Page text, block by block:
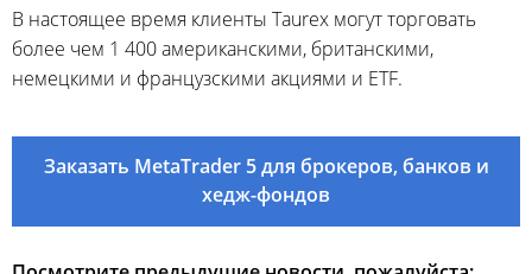
В настоящее время клиенты Taurex могут торговать
более чем 1 400 американскими, британскими,
немецкими и французскими акциями и ETF.
Заказать MetaTrader 5 для брокеров, банков и
хедж-фондов